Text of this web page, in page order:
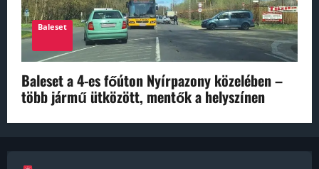
Baleset
Baleset a 4-es főúton Nyírpazony közelében –
több jármű ütközött, mentők a helyszínen